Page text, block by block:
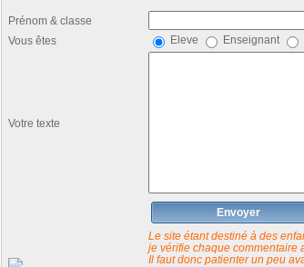
Prénom & classe
Vous êtes
Eleve Enseignant
Votre texte
Envoyer
Le site étant destiné à des
je vérifie chaque commentaire
Il faut donc patienter un peu